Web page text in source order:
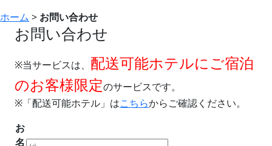
ホーム > お問い合わせ
お問い合わせ
※当サービスは、 配送可能ホテルにご宿泊
のお客様限定のサービスです。
※「配送可能ホテル」はこちらからご確認ください。
お
名